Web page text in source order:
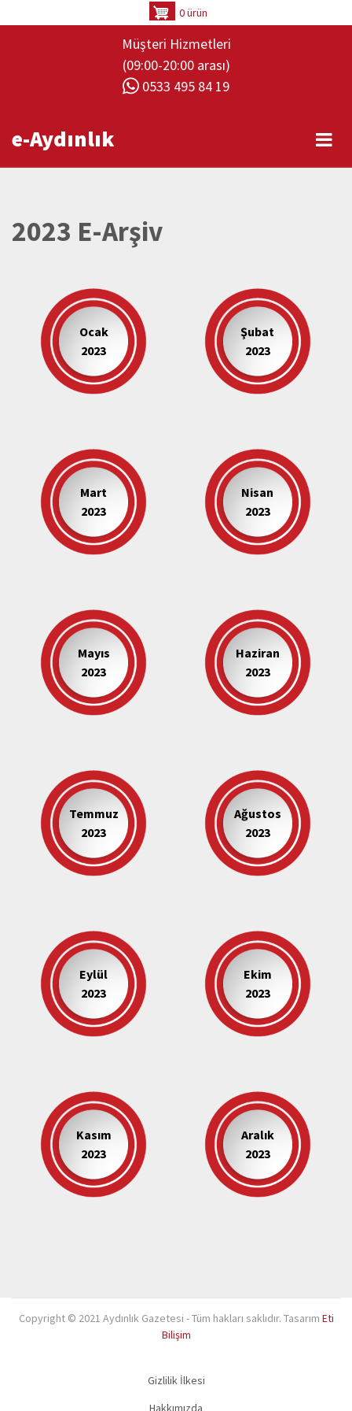
0 ürün
Müşteri Hizmetleri
(09:00-20:00 arası)
0533 495 84 19
e-Aydınlık
2023 E-Arşiv
Ocak
2023
Şubat
2023
Mart
2023
Nisan
2023
Mayıs
2023
Haziran
2023
Temmuz
2023
Ağustos
2023
Eylül
2023
Ekim
2023
Kasım
2023
Aralık
2023
Copyright © 2021 Aydınlık Gazetesi - Tüm hakları saklıdır. Tasarım Eti
Bilişim
Gizlilik İlkesi
Hakkımızda